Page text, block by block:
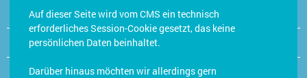
Auf dieser Seite wird vom CMS ein technisch
erforderliches Session-Cookie gesetzt, das keine
persönlichen Daten beinhaltet.
Darüber hinaus möchten wir allerdings gern
Kontakt
Öffnungszeiten Hand- & Trainingsstudio
Jobs/Karriere